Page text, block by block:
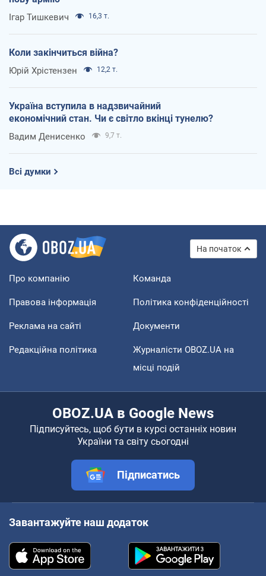
Ігар Тишкевич 16,3 т.
Коли закінчиться війна?
Юрій Хрістензен 12,2 т.
Україна вступила в надзвичайний
економічний стан. Чи є світло вкінці тунелю?
Вадим Денисенко 9,7 т.
Всі думки
На початок
Про компанію Команда
Правова інформація Політика конфіденційності
Реклама на сайті Документи
Редакційна політика
Журналісти OBOZ.UA на
місці подій
OBOZ.UA в Google News
Підписуйтесь, щоб бути в курсі останніх новин
України та світу сьогодні
Підписатись
Завантажуйте наш додаток